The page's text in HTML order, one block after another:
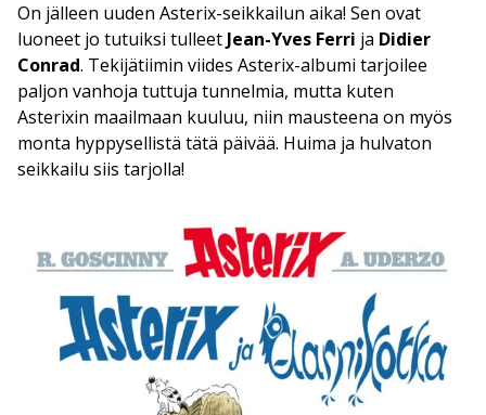
On jälleen uuden Asterix-seikkailun aika! Sen ovat
luoneet jo tutuiksi tulleet Jean-Yves Ferri ja Didier
Conrad. Tekijätiimin viides Asterix-albumi tarjoilee
paljon vanhoja tuttuja tunnelmia, mutta kuten
Asterixin maailmaan kuuluu, niin mausteena on myös
monta hyppysellistä tätä päivää. Huima ja hulvaton
seikkailu siis tarjolla!